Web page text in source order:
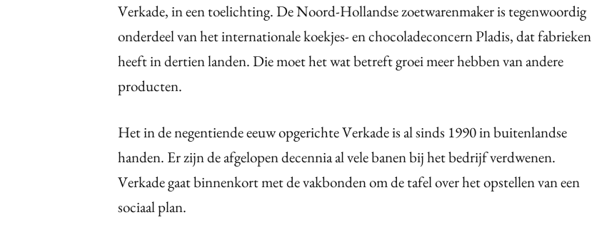
Verkade, in een toelichting. De Noord-Hollandse zoetwarenmaker is tegenwoordig
onderdeel van het internationale koekjes- en chocoladeconcern Pladis, dat fabrieken
heeft in dertien landen. Die moet het wat betreft groei meer hebben van andere
producten.
Het in de negentiende eeuw opgerichte Verkade is al sinds 1990 in buitenlandse
handen. Er zijn de afgelopen decennia al vele banen bij het bedrijf verdwenen.
Verkade gaat binnenkort met de vakbonden om de tafel over het opstellen van een
sociaal plan.